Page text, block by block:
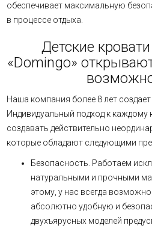
обеспечивает максимальную
в процессе отдыха.
Детские
«Domingo»
Наша компания более 8 лет создает
Индивидуальный подход к каждому
создавать действительно
которые обладают следующими
Безопасность. Работаем
натуральными и прочными
этому, у нас всегда
абсолютно удобную и
двухъярусных моделей